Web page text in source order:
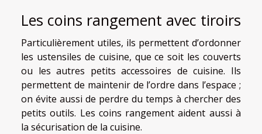
Les coins rangement avec tiroirs
Particulièrement utiles, ils permettent d’ordonner
les ustensiles de cuisine, que ce soit les couverts
ou les autres petits accessoires de cuisine. Ils
permettent de maintenir de l’ordre dans l’espace ;
on évite aussi de perdre du temps à chercher des
petits outils. Les coins rangement aident aussi à
la sécurisation de la cuisine.